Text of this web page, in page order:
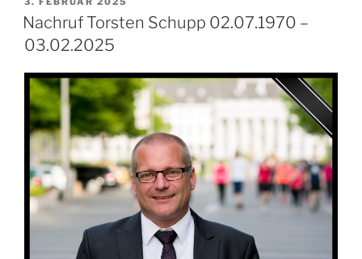
AM
Nachruf Torsten Schupp 02.07.1970 –
03.02.2025